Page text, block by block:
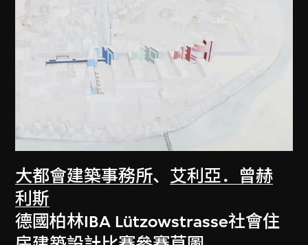
大都會建築事務所、 艾利亞．曾赫
利斯
德國柏林IBA Lützowstrasse社會住